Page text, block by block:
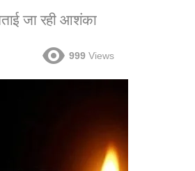
जा रही आशंका
999 Views